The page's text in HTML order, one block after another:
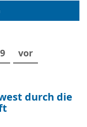
vor
durch die